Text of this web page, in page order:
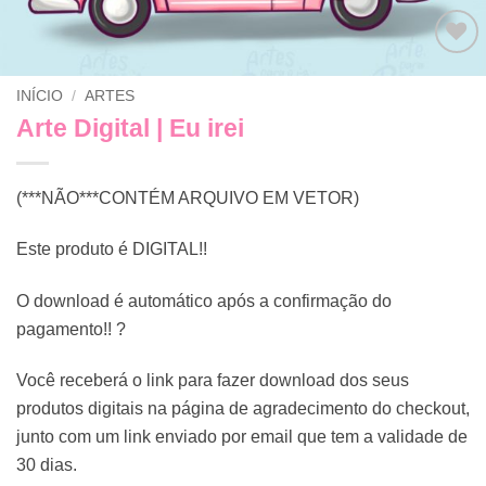
Adicionar
INÍCIO / ARTES
Arte Digital | Eu irei
(***NÃO***CONTÉM ARQUIVO EM VETOR)
Este produto é DIGITAL!!
O download é automático após a confirmação do
pagamento!! ?
Você receberá o link para fazer download dos seus
produtos digitais na página de agradecimento do checkout,
junto com um link enviado por email que tem a validade de
30 dias.